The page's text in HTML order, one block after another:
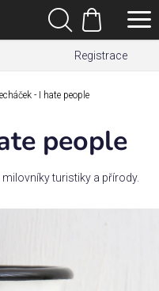
Registrace
Hledat
Nákupní
košík
- I hate people
people
turistiky a přírody.